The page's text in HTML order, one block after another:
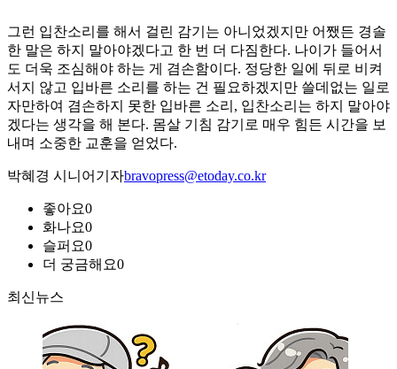
그런 입찬소리를 해서 걸린 감기는 아니었겠지만 어쨌든 경솔
한 말은 하지 말아야겠다고 한 번 더 다짐한다. 나이가 들어서
도 더욱 조심해야 하는 게 겸손함이다. 정당한 일에 뒤로 비켜
서지 않고 입바른 소리를 하는 건 필요하겠지만 쓸데없는 일로
자만하여 겸손하지 못한 입바른 소리, 입찬소리는 하지 말아야
겠다는 생각을 해 본다. 몸살 기침 감기로 매우 힘든 시간을 보
내며 소중한 교훈을 얻었다.
박혜경 시니어기자bravopress@etoday.co.kr
좋아요0
화나요0
슬퍼요0
더 궁금해요0
최신뉴스